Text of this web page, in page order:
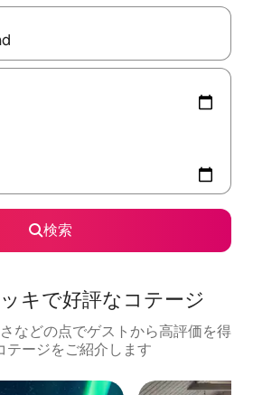
ら、上下の矢印キーを使って移動するか
検索
キで好評なコテージ
などの点でゲストから高評価を得
テージをご紹介します